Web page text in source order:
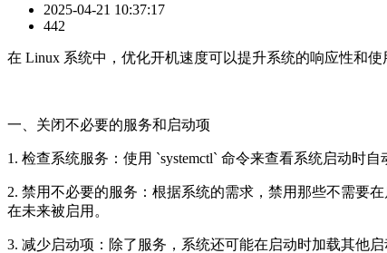
2025-04-21 10:37:17
442
在 Linux 系统中，优化开机速度可以提升系统的响应性和
一、关闭不必要的服务和启动项
1. 检查系统服务：使用 `systemctl` 命令来查看系统启动时自
2. 禁用不必要的服务：根据系统的需求，禁用那些不需要
在未来被启用。
3. 减少启动项：除了服务，系统还可能在启动时加载其他启